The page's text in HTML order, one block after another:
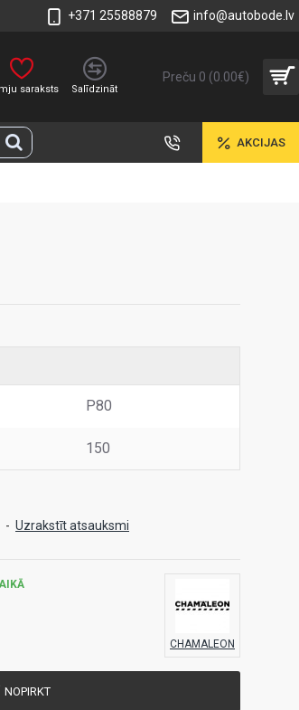
+371 25588879 info@autobode.lv
saraksts Salīdzināt
Preču 0 (0.00€)
AKCIJAS
P80
150
- Uzrakstīt atsauksmi
CHAMALEON
NOPIRKT